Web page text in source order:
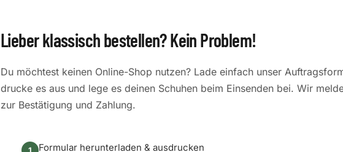
Lieber klassisch bestellen? Kein Problem!
Du möchtest keinen Online-Shop nutzen? Lade einfach unser
drucke es aus und lege es deinen Schuhen beim Einsenden bei. Wir
zur Bestätigung und Zahlung.
Formular herunterladen & ausdrucken